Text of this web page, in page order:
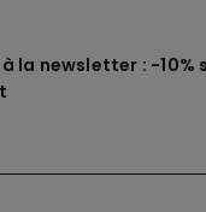
la newsletter : -10%